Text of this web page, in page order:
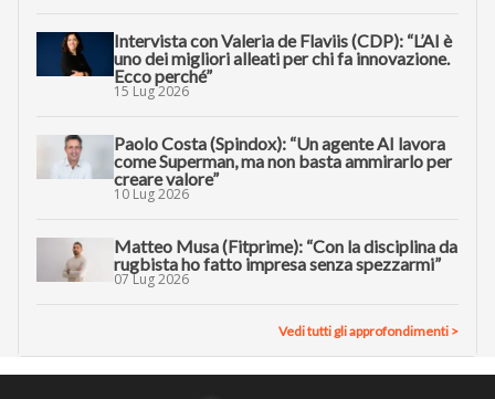
Intervista con Valeria de Flaviis (CDP): “L’AI è
uno dei migliori alleati per chi fa innovazione.
Ecco perché”
15 Lug 2026
Paolo Costa (Spindox): “Un agente AI lavora
come Superman, ma non basta ammirarlo per
creare valore”
10 Lug 2026
Matteo Musa (Fitprime): “Con la disciplina da
rugbista ho fatto impresa senza spezzarmi”
07 Lug 2026
Vedi tutti gli approfondimenti >